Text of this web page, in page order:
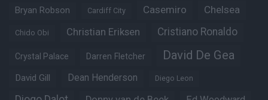
Bryan Robson Cardiff City Casemiro Chelsea
Chido Obi Christian Eriksen Cristiano Ronaldo
Crystal Palace Darren Fletcher David De Gea
David Gill Dean Henderson Diego Leon